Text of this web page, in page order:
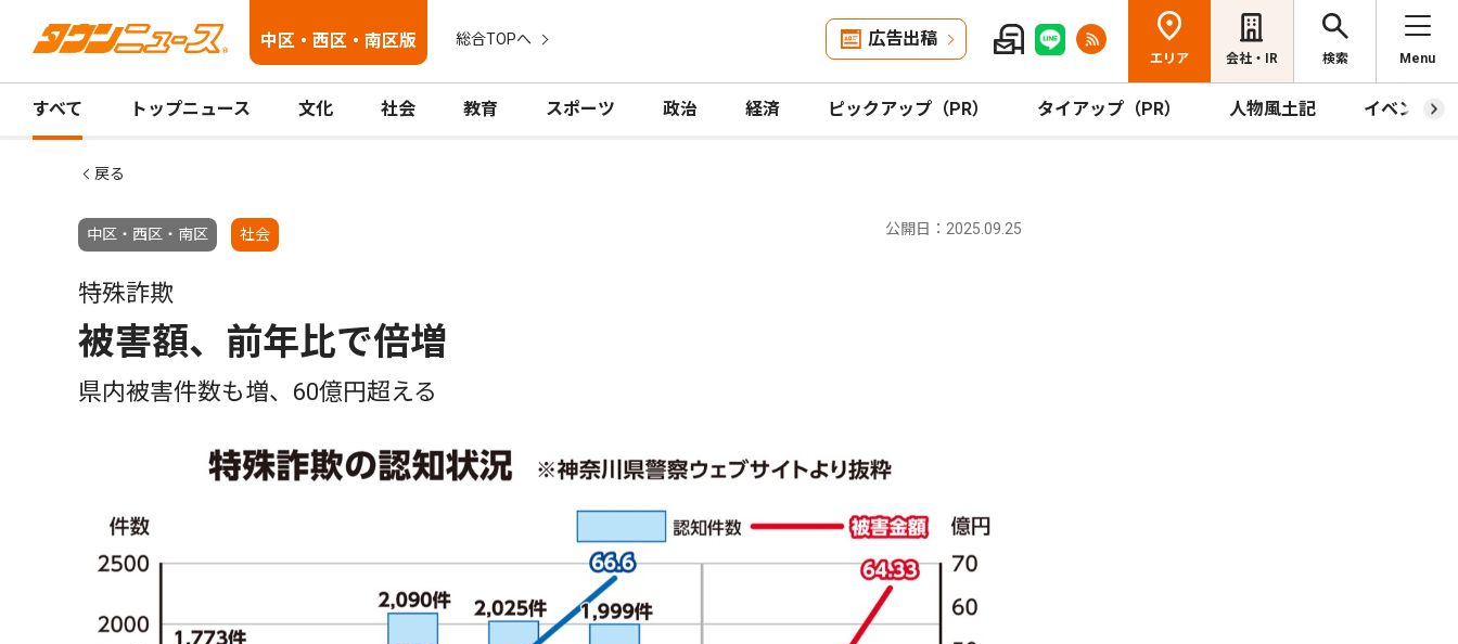
中区・西区・南区版 総合TOPへ 広告出稿
エリア 会社・IR 検索 Menu
すべて トップニュース 文化 社会 教育 スポーツ 政治 経済 ピックアップ（PR） タイアップ（PR） 人物風土記 イベント
戻る
中区・西区・南区 社会 公開日：2025.09.25
特殊詐欺
被害額、前年比で倍増
県内被害件数も増、60億円超える